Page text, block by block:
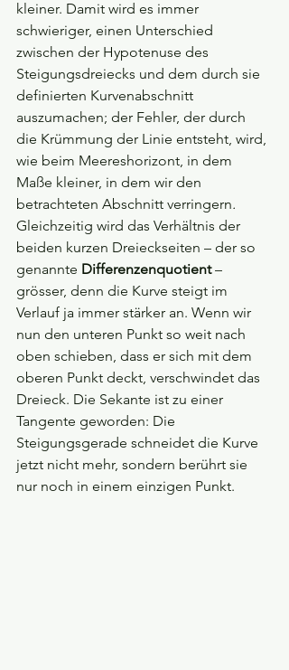
kleiner. Damit wird es immer
schwieriger, einen Unterschied
zwischen der Hypotenuse des
Steigungsdreiecks und dem durch sie
definierten Kurvenabschnitt
auszumachen; der Fehler, der durch
die Krümmung der Linie entsteht, wird,
wie beim Meereshorizont, in dem
Maße kleiner, in dem wir den
betrachteten Abschnitt verringern.
Gleichzeitig wird das Verhältnis der
beiden kurzen Dreieckseiten – der so
genannte Differenzenquotient –
grösser, denn die Kurve steigt im
Verlauf ja immer stärker an. Wenn wir
nun den unteren Punkt so weit nach
oben schieben, dass er sich mit dem
oberen Punkt deckt, verschwindet das
Dreieck. Die Sekante ist zu einer
Tangente geworden: Die
Steigungsgerade schneidet die Kurve
jetzt nicht mehr, sondern berührt sie
nur noch in einem einzigen Punkt.